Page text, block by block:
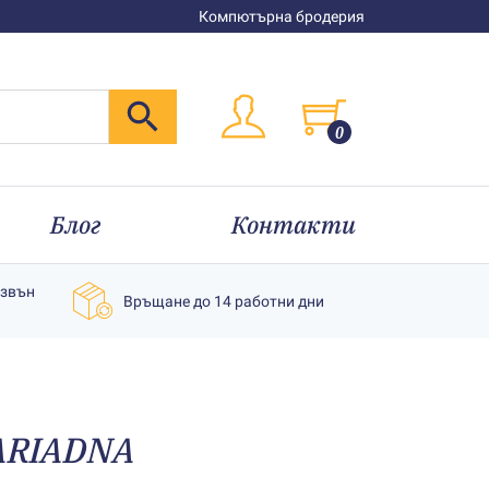
Компютърна бродерия
0
Блог Контакти
Връщане до 14 работни дни